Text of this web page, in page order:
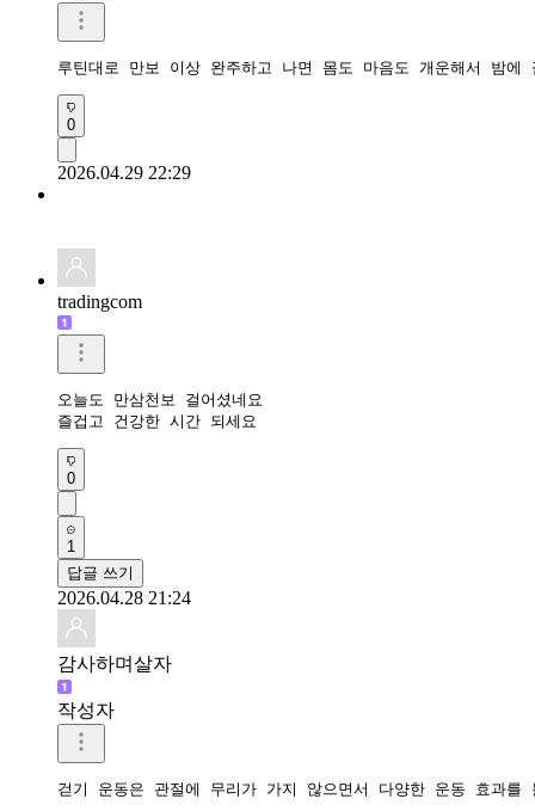
루틴대로 만보 이상 완주하고 나면 몸도 마음도 개운해서 밤에
0
2026.04.29 22:29
tradingcom
오늘도 만삼천보 걸어셨네요
즐겁고 건강한 시간 되세요
0
1
답글 쓰기
2026.04.28 21:24
감사하며살자
작성자
걷기 운동은 관절에 무리가 가지 않으면서 다양한 운동 효과를